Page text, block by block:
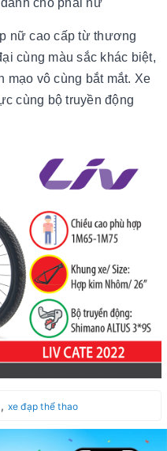
cho phái nữ
nữ cao cấp từ thương
cùng màu sắc khác biệt,
mạo vô cùng bắt mắt. Xe
cùng bộ truyền động
xe đạp thể thao